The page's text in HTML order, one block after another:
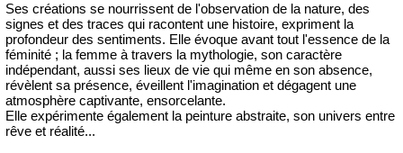
Ses créations se nourrissent de l'observation de la nature, des
signes et des traces qui racontent une histoire, expriment la
profondeur des sentiments. Elle évoque avant tout l'essence de la
féminité ; la femme à travers la mythologie, son caractère
indépendant, aussi ses lieux de vie qui même en son absence,
révèlent sa présence, éveillent l'imagination et dégagent une
atmosphère captivante, ensorcelante.
Elle expérimente également la peinture abstraite, son univers entre
rêve et réalité...